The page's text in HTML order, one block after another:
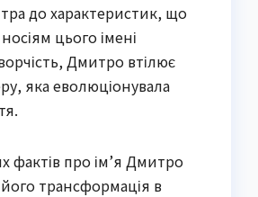
до характеристик, що
цього імені
Дмитро втілює
яка еволюціонувала
фактів про ім’я Дмитро
трансформація в